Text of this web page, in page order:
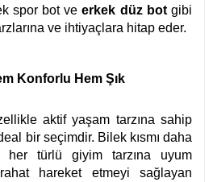
spor bot veerkek düz botgibi
ve ihtiyaçlara hitap eder.
Konforlu Hem Şık
aktif yaşam tarzına sahip
bir seçimdir. Bilek kısmı daha
her türlü giyim tarzına uyum
hareket etmeyi sağlayan